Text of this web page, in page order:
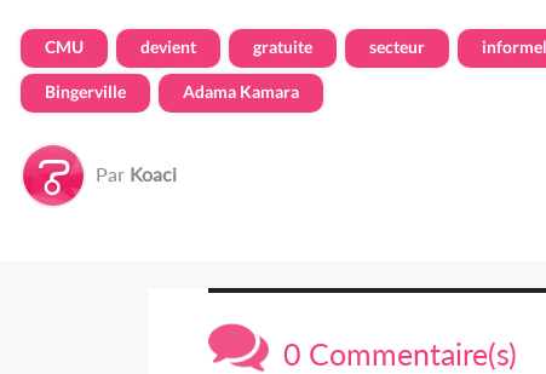
CMU devient gratuite secteur informel
Bingerville Adama Kamara
Par Koaci
0 Commentaire(s)